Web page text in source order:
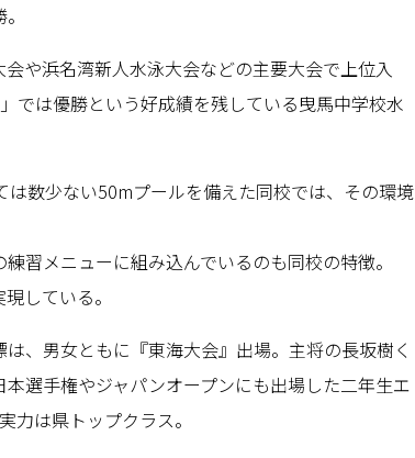
や浜名湾新人水泳大会などの主要大会で上位入
では優勝という好成績を残している曳馬中学校水
数少ない50mプールを備えた同校では、その環境
習メニューに組み込んでいるのも同校の特徴。
している。
、男女ともに『東海大会』出場。主将の長坂樹く
選手権やジャパンオープンにも出場した二年生エ
力は県トップクラス。